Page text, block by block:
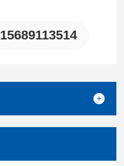
15689113514